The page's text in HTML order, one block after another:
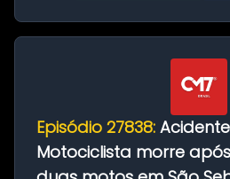
Episódio 27838:
Motociclista morre